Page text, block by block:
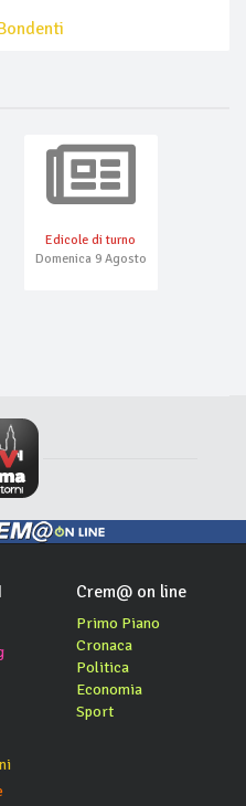
Edicole di turno
Domenica 9 Agosto
Crem@ on line
Primo Piano
Cronaca
Politica
Economia
Sport